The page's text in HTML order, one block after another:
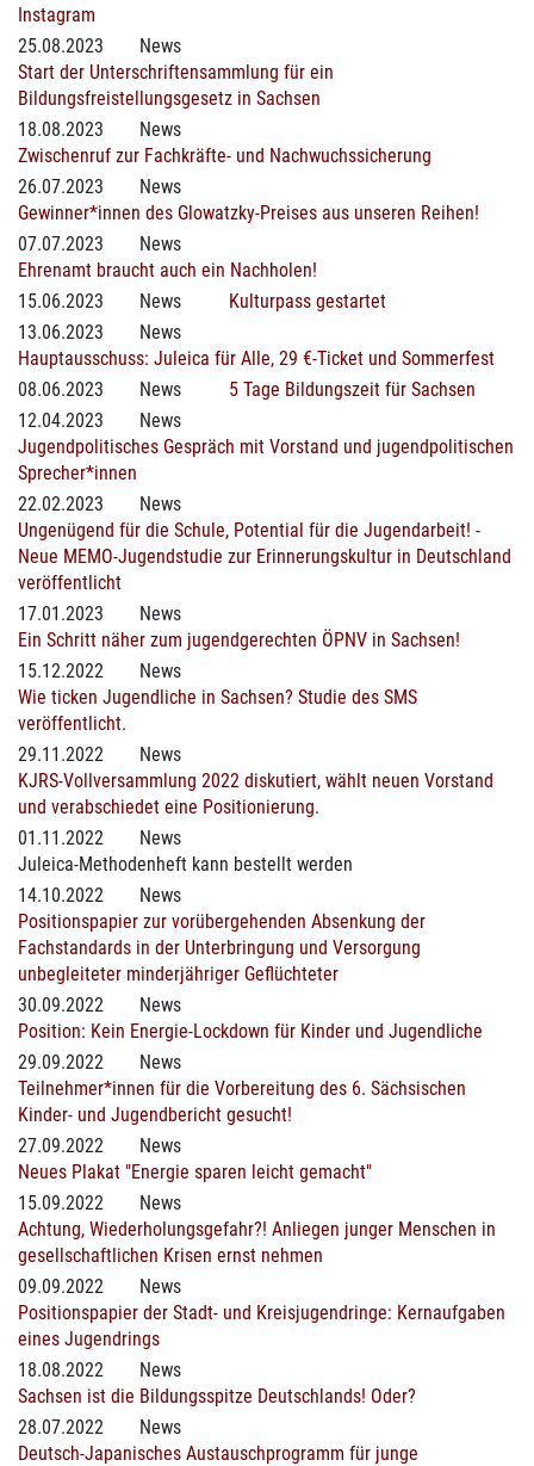
Instagram
25.08.2023
News
Start der Unterschriftensammlung für ein
Bildungsfreistellungsgesetz in Sachsen
18.08.2023
News
Zwischenruf zur Fachkräfte- und Nachwuchssicherung
26.07.2023
News
Gewinner*innen des Glowatzky-Preises aus unseren Reihen!
07.07.2023
News
Ehrenamt braucht auch ein Nachholen!
15.06.2023
News
Kulturpass gestartet
13.06.2023
News
Hauptausschuss: Juleica für Alle, 29 €-Ticket und Sommerfest
08.06.2023
News
5 Tage Bildungszeit für Sachsen
12.04.2023
News
Jugendpolitisches Gespräch mit Vorstand und jugendpolitischen
Sprecher*innen
22.02.2023
News
Ungenügend für die Schule, Potential für die Jugendarbeit! -
Neue MEMO-Jugendstudie zur Erinnerungskultur in Deutschland
veröffentlicht
17.01.2023
News
Ein Schritt näher zum jugendgerechten ÖPNV in Sachsen!
15.12.2022
News
Wie ticken Jugendliche in Sachsen? Studie des SMS
veröffentlicht.
29.11.2022
News
KJRS-Vollversammlung 2022 diskutiert, wählt neuen Vorstand
und verabschiedet eine Positionierung.
01.11.2022
News
Juleica-Methodenheft kann bestellt werden
14.10.2022
News
Positionspapier zur vorübergehenden Absenkung der
Fachstandards in der Unterbringung und Versorgung
unbegleiteter minderjähriger Geflüchteter
30.09.2022
News
Position: Kein Energie-Lockdown für Kinder und Jugendliche
29.09.2022
News
Teilnehmer*innen für die Vorbereitung des 6. Sächsischen
Kinder- und Jugendbericht gesucht!
27.09.2022
News
Neues Plakat "Energie sparen leicht gemacht"
15.09.2022
News
Achtung, Wiederholungsgefahr?! Anliegen junger Menschen in
gesellschaftlichen Krisen ernst nehmen
09.09.2022
News
Positionspapier der Stadt- und Kreisjugendringe: Kernaufgaben
eines Jugendrings
18.08.2022
News
Sachsen ist die Bildungsspitze Deutschlands! Oder?
28.07.2022
News
Deutsch-Japanisches Austauschprogramm für junge